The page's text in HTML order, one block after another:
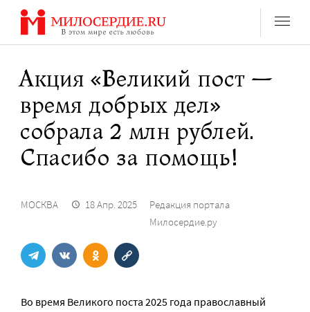
Перейти
содержанию
Акция «Великий пост —
время добрых дел»
собрала 2 млн рублей.
Спасибо за помощь!
МОСКВА 18 Апр. 2025
Редакция портала
Милосердие.ру
Во время Великого поста 2025 года православный